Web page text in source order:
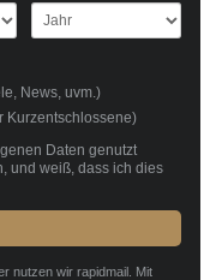
News, uvm.)
Kurzentschlossene)
Daten genutzt
und weiß, dass ich dies
nutzen wir rapidmail. Mit